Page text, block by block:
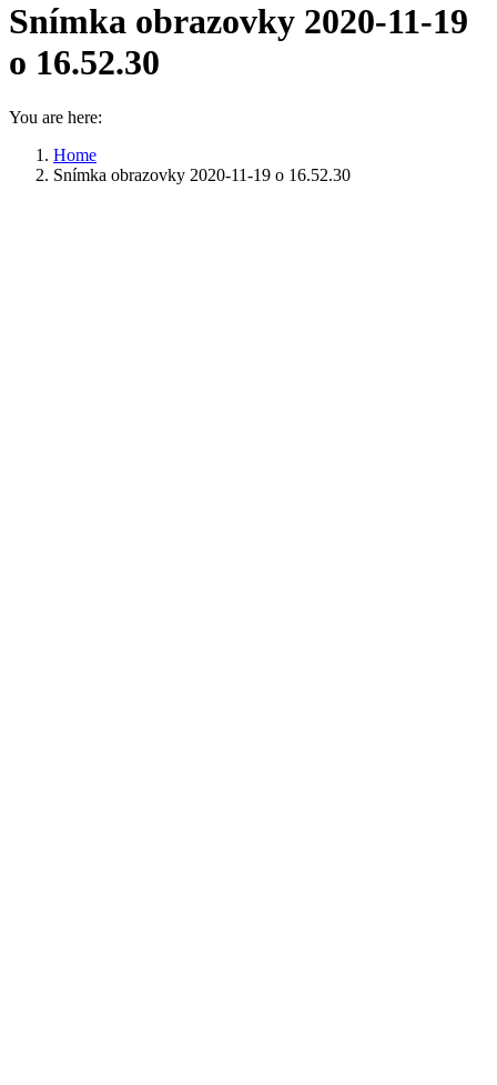
Snímka obrazovky 2020-11-19
o 16.52.30
You are here:
Home
Snímka obrazovky 2020-11-19 o 16.52.30